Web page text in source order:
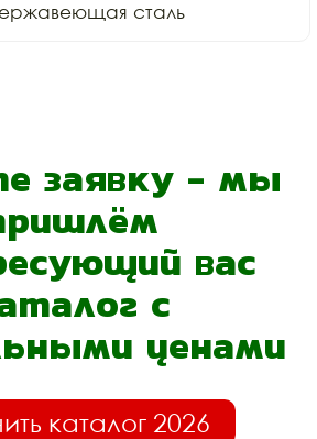
заявку - мы
вас
с
ценами
каталог 2026